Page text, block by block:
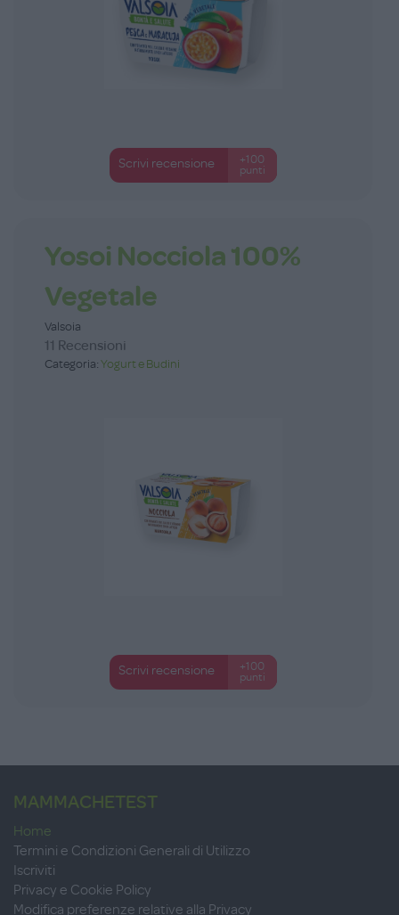
Scrivi recensione
+100
punti
Yosoi Nocciola 100%
Vegetale
Valsoia
11 Recensioni
Categoria:Yogurt e Budini
Scrivi recensione
+100
punti
MAMMACHETEST
Home
Termini e Condizioni Generali di Utilizzo
Iscriviti
Privacy e Cookie Policy
Modifica preferenze relative alla Privacy